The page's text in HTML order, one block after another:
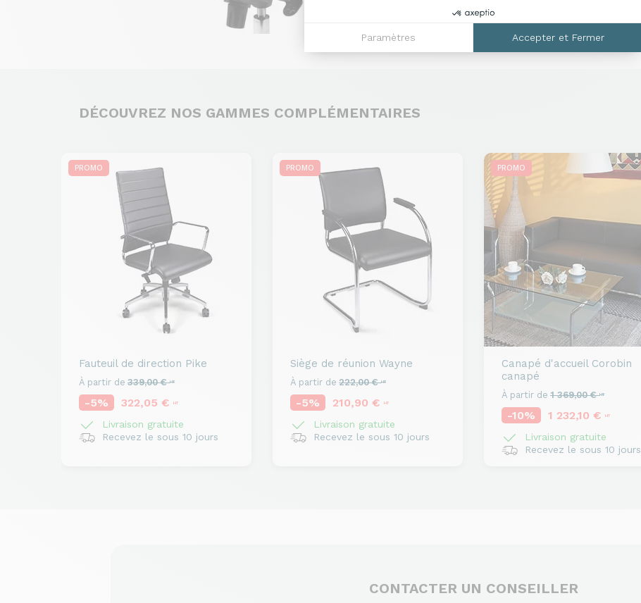
Paramètres Accepter et Fermer
DÉCOUVREZ NOS GAMMES COMPLÉMENTAIRES
PROMO
Fauteuil de direction Pike
À partir de 339,00 €HT
-5% 322,05 € HT
Livraison gratuite
Recevez le sous 10 jours
PROMO
Siège de réunion Wayne
À partir de 222,00 €HT
-5% 210,90 € HT
Livraison gratuite
Recevez le sous 10 jours
PROMO
Canapé d'accueilCorobin
canapé
À partir de 1 369,00 €HT
-10% 1 232,10 € HT
Livraison gratuite
Recevez le sous 10 jours
CONTACTER UN CONSEILLER